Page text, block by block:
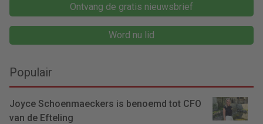
Ontvang de gratis nieuwsbrief
Word nu lid
Populair
Joyce Schoenmaeckers is benoemd tot CFO
van de Efteling